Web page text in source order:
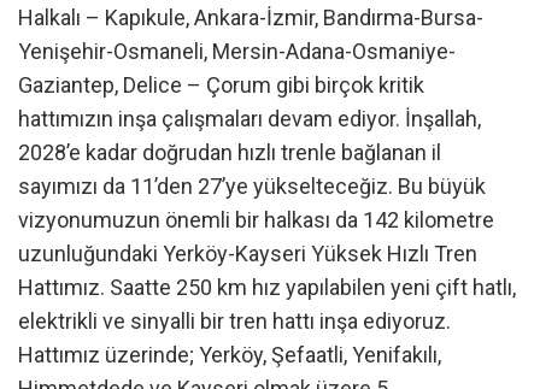
Halkalı – Kapıkule, Ankara-İzmir, Bandırma-Bursa-
Yenişehir-Osmaneli, Mersin-Adana-Osmaniye-
Gaziantep, Delice – Çorum gibi birçok kritik
hattımızın inşa çalışmaları devam ediyor. İnşallah,
2028’e kadar doğrudan hızlı trenle bağlanan il
sayımızı da 11’den 27’ye yükselteceğiz. Bu büyük
vizyonumuzun önemli bir halkası da 142 kilometre
uzunluğundaki Yerköy-Kayseri Yüksek Hızlı Tren
Hattımız. Saatte 250 km hız yapılabilen yeni çift hatlı,
elektrikli ve sinyalli bir tren hattı inşa ediyoruz.
Hattımız üzerinde; Yerköy, Şefaatli, Yenifakılı,